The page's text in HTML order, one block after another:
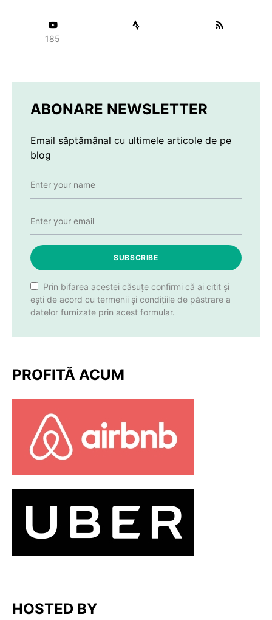
185
ABONARE NEWSLETTER
Email săptămânal cu ultimele articole de pe
blog
SUBSCRIBE
Prin bifarea acestei căsuțe confirmi că ai citit și
ești de acord cu termenii și condițiile de păstrare a
datelor furnizate prin acest formular.
PROFITĂ ACUM
HOSTED BY